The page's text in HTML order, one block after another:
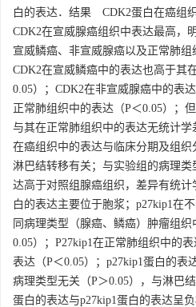
白的表达．结果 CDK2蛋白在癌组
CDK2在宣威腺癌组织中表达最高，
宣威鳞癌、非宣威腺癌以及正常肺组
CDK2在宣威鳞癌中的表达也高于其
0.05）；CDK2在非宣威腺癌中的表
正常肺组织中的表达（P＜0.05）；
与其在正常肺组织中的表达无统计学
在癌组织中的表达与临床分期及组织
淋巴结转移有关；与实验组的病理
达高于对照组腺癌组织，差异有统计
白的表达主要位于胞浆；p27kip1在
同病理类型（腺癌、鳞癌）肿瘤组
0.05）；P27kip1在正常肺组织中的
表达（P＜0.05）；p27kip1蛋白的表
病理类型无关（P＞0.05），与淋巴
蛋白的表达与p27kip1蛋白的表达呈